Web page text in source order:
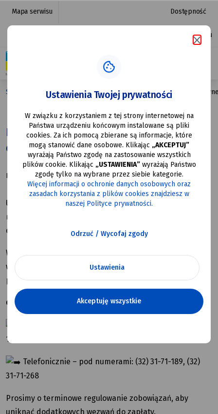
przejdź do nawigacji strony
przejdź do treści strony
przejdź do stopki strony
Komunikat
dot.
opłat
z tytułu
czynszu
dzierżawnego
Mapa serwisu Dostępność
Ułatwienia dostępu
Platforma zakupowa
Strona główna Komunikat dot. opłat z tytułu czynszu
Samorząd Społeczne
Komunikat dot. opłat z tytułu czynszu
dzierżawnego
Data utworzenia: 30.09.2025
Urząd Miasta Mysłowice przypomina, że 30 września 2025
r. upływa termin wniesienia opłat z tytułu czynszu
dzierżawnego.
W związku ze zmianą rachunków bankowych prosimy
wszystkich dzierżawców o zweryfikowanie dokonanych
płatności.
Gdzie uzyskać informacje o zaległościach?
116 i 209
Telefonicznie – pod numerami: (32) 31-71-189, (32)
31-71-268
Prosimy o terminowe regulowanie zobowiązań, aby
uniknąć dodatkowych wezwań do zapłaty.
Ustawienia Twojej prywatności
W związku z korzystaniem z tej strony internetowej na
Państwa urządzeniu końcowym instalowane są pliki
cookies. Za ich pomocą zbierane są informacje, które
mogą stanowić dane osobowe. Klikając „AKCEPTUJ”
wyrażają Państwo zgodę na zastosowanie wszystkich
plików cookie. Klikając „USTAWIENIA”wyrażają Państwo
zgodę tylko na wybrane przez siebie kategorie.
Więcej informacji o ochronie danych osobowych oraz
zasadach korzystania z plików cookies znajdziesz w
naszej Polityce prywatności.
Odrzuć / Wycofaj zgody
Ustawienia
Akceptuję wszystkie